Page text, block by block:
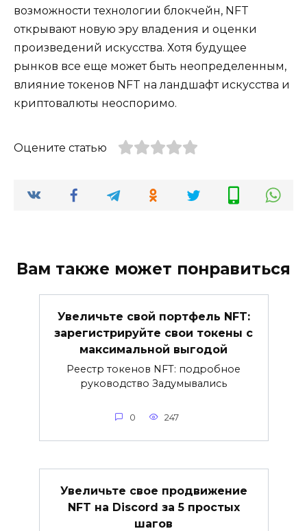
возможности технологии блокчейн, NFT
открывают новую эру владения и оценки
произведений искусства. Хотя будущее
рынков все еще может быть неопределенным,
влияние токенов NFT на ландшафт искусства и
криптовалюты неоспоримо.
Оцените статью
Вам также может понравиться
Увеличьте свой портфель NFT:
зарегистрируйте свои токены с
максимальной выгодой
Реестр токенов NFT: подробное
руководство Задумывались
0 247
Увеличьте свое продвижение
NFT на Discord за 5 простых
шагов